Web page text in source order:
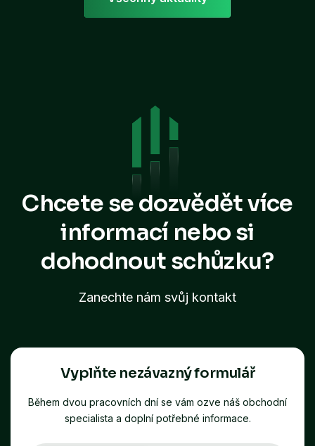
Chcete se dozvědět více
informací nebo si
dohodnout schůzku?
Zanechte nám svůj kontakt
Vyplňte nezávazný formulář
Během dvou pracovních dní se vám ozve náš obchodní
specialista a doplní potřebné informace.